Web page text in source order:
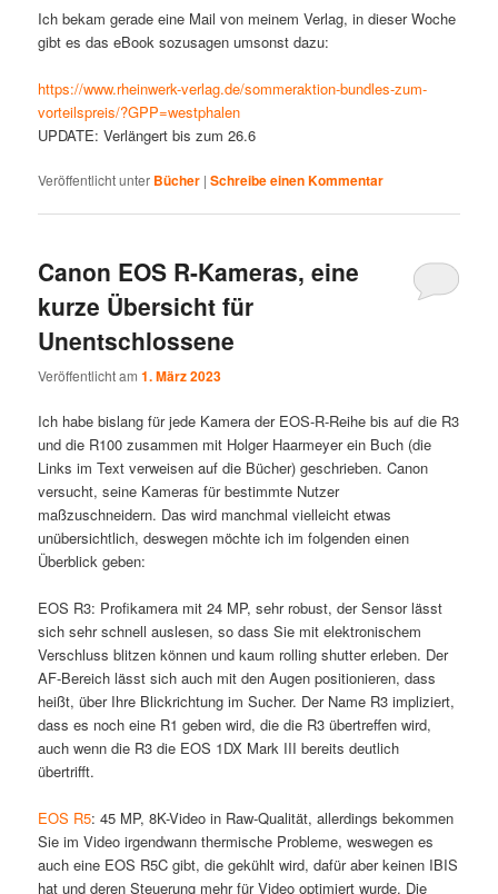
Ich bekam gerade eine Mail von meinem Verlag, in dieser Woche
gibt es das eBook sozusagen umsonst dazu:
https://www.rheinwerk-verlag.de/sommeraktion-bundles-zum-
vorteilspreis/?GPP=westphalen
UPDATE: Verlängert bis zum 26.6
Veröffentlicht unter Bücher |Schreibe einen Kommentar
Canon EOS R-Kameras, eine
kurze Übersicht für
Unentschlossene
Veröffentlicht am1. März 2023
Ich habe bislang für jede Kamera der EOS-R-Reihe bis auf die R3
und die R100 zusammen mit Holger Haarmeyer ein Buch (die
Links im Text verweisen auf die Bücher) geschrieben. Canon
versucht, seine Kameras für bestimmte Nutzer
maßzuschneidern. Das wird manchmal vielleicht etwas
unübersichtlich, deswegen möchte ich im folgenden einen
Überblick geben:
EOS R3: Profikamera mit 24 MP, sehr robust, der Sensor lässt
sich sehr schnell auslesen, so dass Sie mit elektronischem
Verschluss blitzen können und kaum rolling shutter erleben. Der
AF-Bereich lässt sich auch mit den Augen positionieren, dass
heißt, über Ihre Blickrichtung im Sucher. Der Name R3 impliziert,
dass es noch eine R1 geben wird, die die R3 übertreffen wird,
auch wenn die R3 die EOS 1DX Mark III bereits deutlich
übertrifft.
EOS R5: 45 MP, 8K-Video in Raw-Qualität, allerdings bekommen
Sie im Video irgendwann thermische Probleme, weswegen es
auch eine EOS R5C gibt, die gekühlt wird, dafür aber keinen IBIS
hat und deren Steuerung mehr für Video optimiert wurde. Die